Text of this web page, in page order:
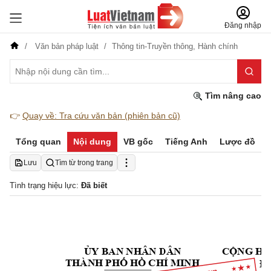
Đăng nhập
Văn bản pháp luật Thông tin-Truyền thông, Hành chính
Tìm nâng cao
👉 Quay về: Tra cứu văn bản (phiên bản cũ)
Tổng quan Nội dung VB gốc Tiếng Anh Lược đồ
Lưu Tìm từ trong trang
Tình trạng hiệu lực: Đã biết
ỦY BAN NHÂN DÂN
THÀNH PHỐ HỒ CHÍ MINH
CỘNG